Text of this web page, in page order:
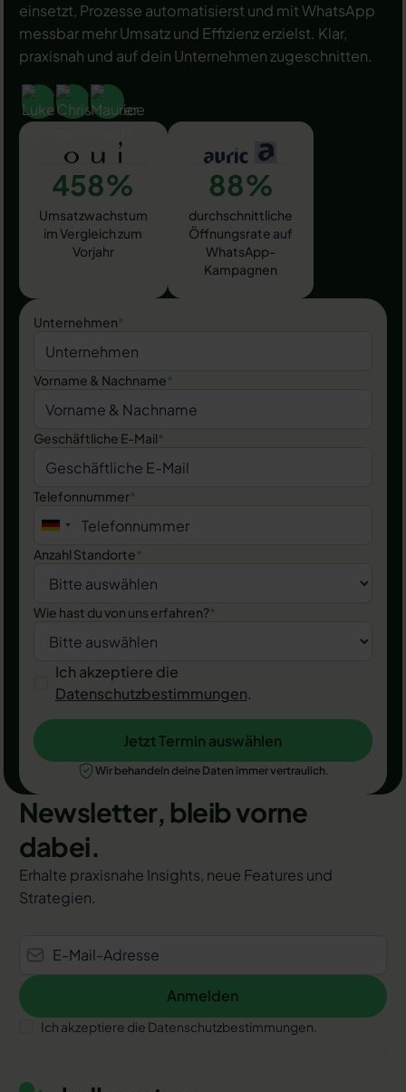
einsetzt, Prozesse automatisierst und mit WhatsApp
messbar mehr Umsatz und Effizienz erzielst. Klar,
praxisnah und auf dein Unternehmen zugeschnitten.
458%
Umsatzwachstum
im Vergleich zum
Vorjahr
88%
durchschnittliche
Öffnungsrate auf
WhatsApp-
Kampagnen
Unternehmen*
Vorname & Nachname*
Geschäftliche E-Mail*
Telefonnummer*
Anzahl Standorte*
Wie hast du von uns erfahren?*
Ich akzeptiere die
Datenschutzbestimmungen.
Jetzt Termin auswählen
Jetzt Termin auswählen
Wir behandeln deine Daten immer vertraulich.
Newsletter, bleib vorne
dabei.
Erhalte praxisnahe Insights, neue Features und
Strategien.
Anmelden
Anmelden
Ich akzeptiere die Datenschutzbestimmungen.